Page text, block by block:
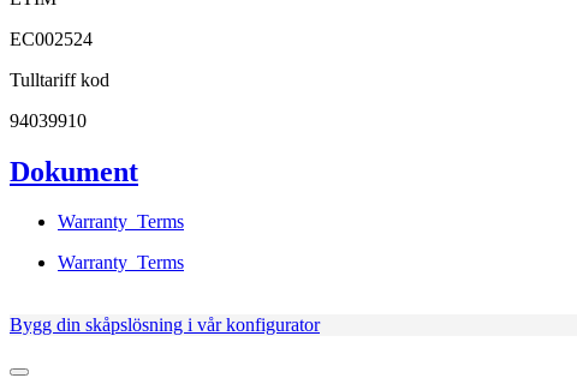
EC002524
Tulltariff kod
94039910
Dokument
Warranty_Terms
Warranty_Terms
Bygg din skåpslösning i vår konfigurator